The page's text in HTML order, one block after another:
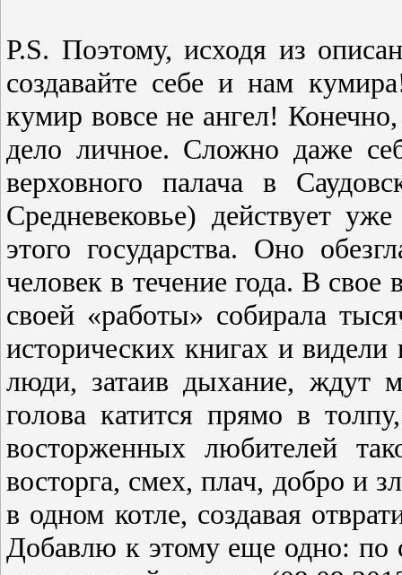
P.S. Поэтому, исходя из
создавайте себе и нам
кумир вовсе не ангел!
дело личное. Сложно даже
верховного палача в
Средневековье) действует
этого государства. Оно
человек в течение года. В
своей «работы» собирала
исторических книгах и
люди, затаив дыхание, ждут
голова катится прямо в
восторженных любителей
восторга, смех, плач, добро и
в одном котле, создавая
Добавлю к этому еще одно: по